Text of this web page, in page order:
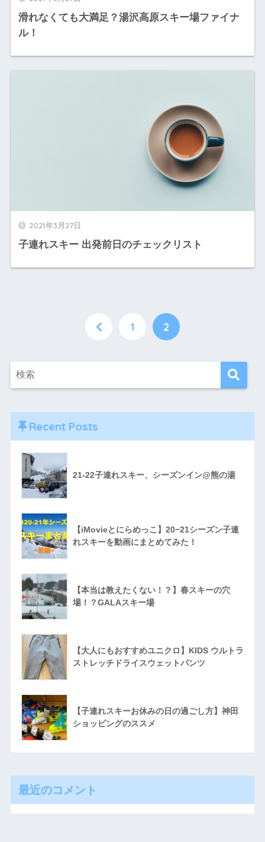
滑れなくても大満足？湯沢高原スキー場ファイナ
ル！
2021年3月27日
子連れスキー 出発前日のチェックリスト
1 2
Recent Posts
21-22子連れスキー、シーズンイン@熊の湯
【iMovieとにらめっこ】20−21シーズン子連
れスキーを動画にまとめてみた！
【本当は教えたくない！？】春スキーの穴
場！？GALAスキー場
【大人にもおすすめユニクロ】KIDS ウルトラ
ストレッチドライスウェットパンツ
【子連れスキーお休みの日の過ごし方】神田
ショッピングのススメ
最近のコメント